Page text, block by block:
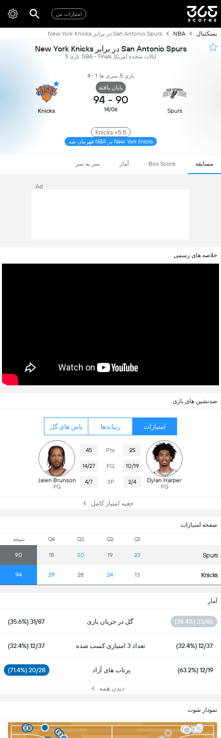
امتیازات من
بسکتبال NBA San Antonio Spurs در برابر New York Knicks
San Antonio Spurs در برابر New York Knicks
ایالات متحده آمریکا, NBA - Finals, بازی 5
بازی 5, سری ها: 1 - 4
Spurs
پایان یافته
90
-
94
14/06
Knicks
Knicks +5.5
New York Knicks در NBA قهرمان شد
مسابقه Box Score آمار سر به سر
Ad
خلاصه های رسمی
صفحه امتیازات
Q1
Q2
Q3
Q4 نتیجە
Spurs
23
19
30
18
90
Knicks
13
24
28
29
94
صدنشین های بازی
امتیازات ریباندها پاس های گل
Dylan Harper
PG
25
Pts
45
10/19
FG
14/27
2/4
3P
4/7
Jalen Brunson
PG
جعبه امتیاز کامل
آمار
33/86 (38.4%) گل در جریان بازی 31/87 (35.6%)
12/37 (32.4%) تعداد 3 امتیازی کسب شده 12/37 (32.4%)
12/19 (63.2%) پرتاب های آزاد 20/28 (71.4%)
دیدن همه
نمودار شوت